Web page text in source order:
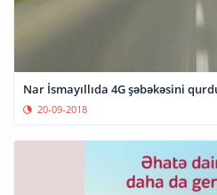
Nar İsmayıllıda 4G şəbəkəsini
20-09-2018